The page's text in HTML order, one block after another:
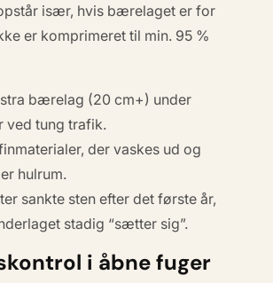
især, hvis bærelaget er for
er komprimeret til min. 95 %
bærelag (20 cm+) under
ved tung trafik.
der vaskes ud og
hulrum.
sankte sten efter det første år,
stadig “sætter sig”.
i åbne fuger